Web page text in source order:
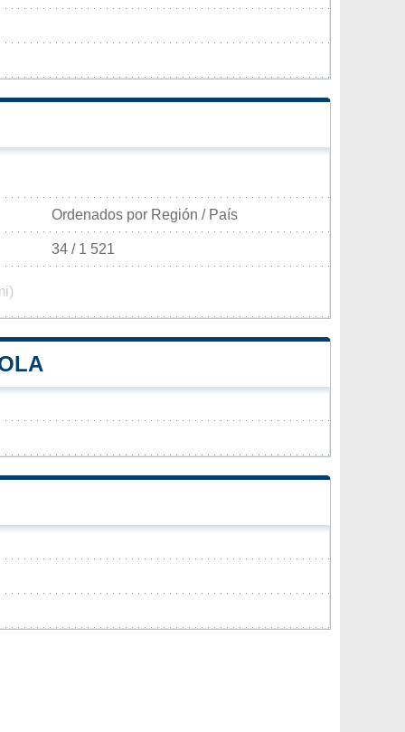
Ordenados por Región / País
34 / 1 521